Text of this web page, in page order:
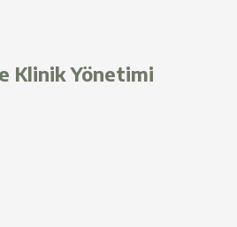
Klinik Yönetimi